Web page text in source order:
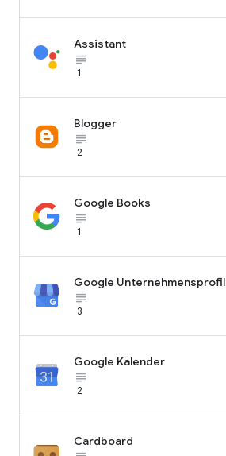
Assistant
subject_black
1
Blogger
subject_black
2
Google Books
subject_black
1
Google Unternehmensprofil
subject_black
3
Google Kalender
subject_black
2
Cardboard